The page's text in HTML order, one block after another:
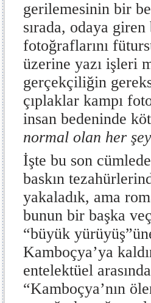
gerilemesinin bir
sırada, odaya
fotoğraflarını
üzerine yazı işleri
gerçekçiliğin
çıplaklar kampı
insan bedeninde
normal olan her
İşte bu son
baskın
yakaladık, ama
bunun bir başka
“büyük
Kamboçya’ya
entelektüel
“Kamboçya’nın